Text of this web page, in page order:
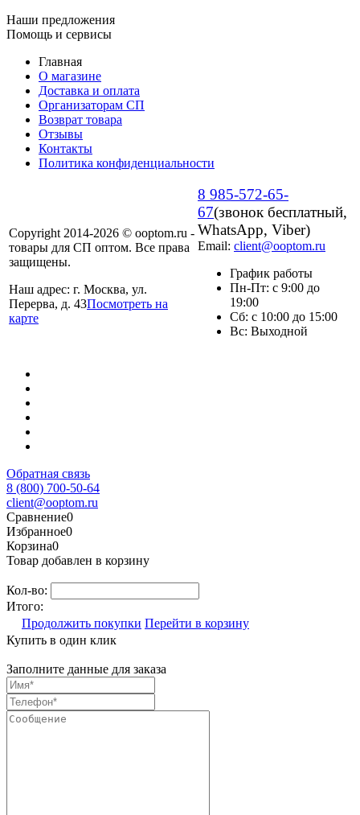
Наши предложения
Помощь и сервисы
Главная
О магазине
Доставка и оплата
Организаторам СП
Возврат товара
Отзывы
Контакты
Политика конфиденциальности
Copyright 2014-2026 © ooptom.ru -
товары для СП оптом. Все права
защищены.
Наш адрес: г. Москва, ул.
Перерва, д. 43Посмотреть на
карте
8 985-572-65-
67(звонок бесплатный,
WhatsApp, Viber)
Email: client@ooptom.ru
График работы
Пн-Пт: с 9:00 до
19:00
Сб: с 10:00 до 15:00
Вс: Выходной
Обратная связь
8 (800) 700-50-64
client@ooptom.ru
Сравнение0
Избранное0
Корзина0
Товар добавлен в корзину
Кол-во:
Итого:
Продолжить покупки Перейти в корзину
Купить в один клик
Заполните данные для заказа